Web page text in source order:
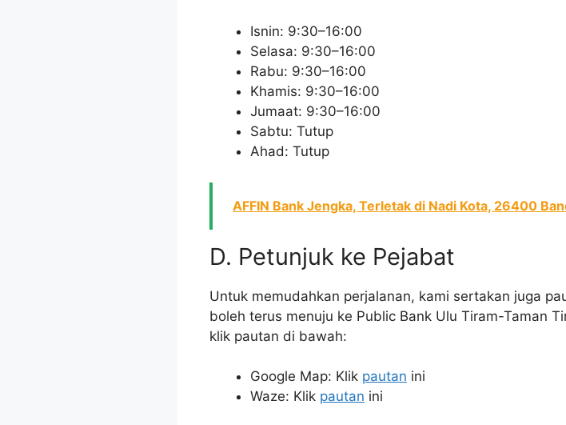
Isnin: 9:30–16:00
Selasa: 9:30–16:00
Rabu: 9:30–16:00
Khamis: 9:30–16:00
Jumaat: 9:30–16:00
Sabtu: Tutup
Ahad: Tutup
AFFIN Bank Jengka, Terletak di Nadi Kota, 26400
D. Petunjuk ke Pejabat
Untuk memudahkan perjalanan, kami sertakan juga
boleh terus menuju ke Public Bank Ulu Tiram-Taman
klik pautan di bawah:
Google Map: Klik pautan ini
Waze: Klik pautan ini